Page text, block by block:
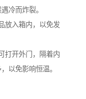
冷而炸裂。
放入箱内，以免发
打开外门，隔着内
以免影响恒温。